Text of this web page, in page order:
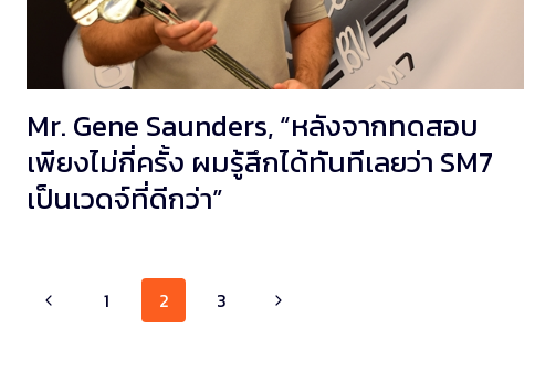
Mr. Gene Saunders, “หลังจากทดสอบ
เพียงไม่กี่ครั้ง ผมรู้สึกได้ทันทีเลยว่า SM7
เป็นเวดจ์ที่ดีกว่า”
Page1 2 3